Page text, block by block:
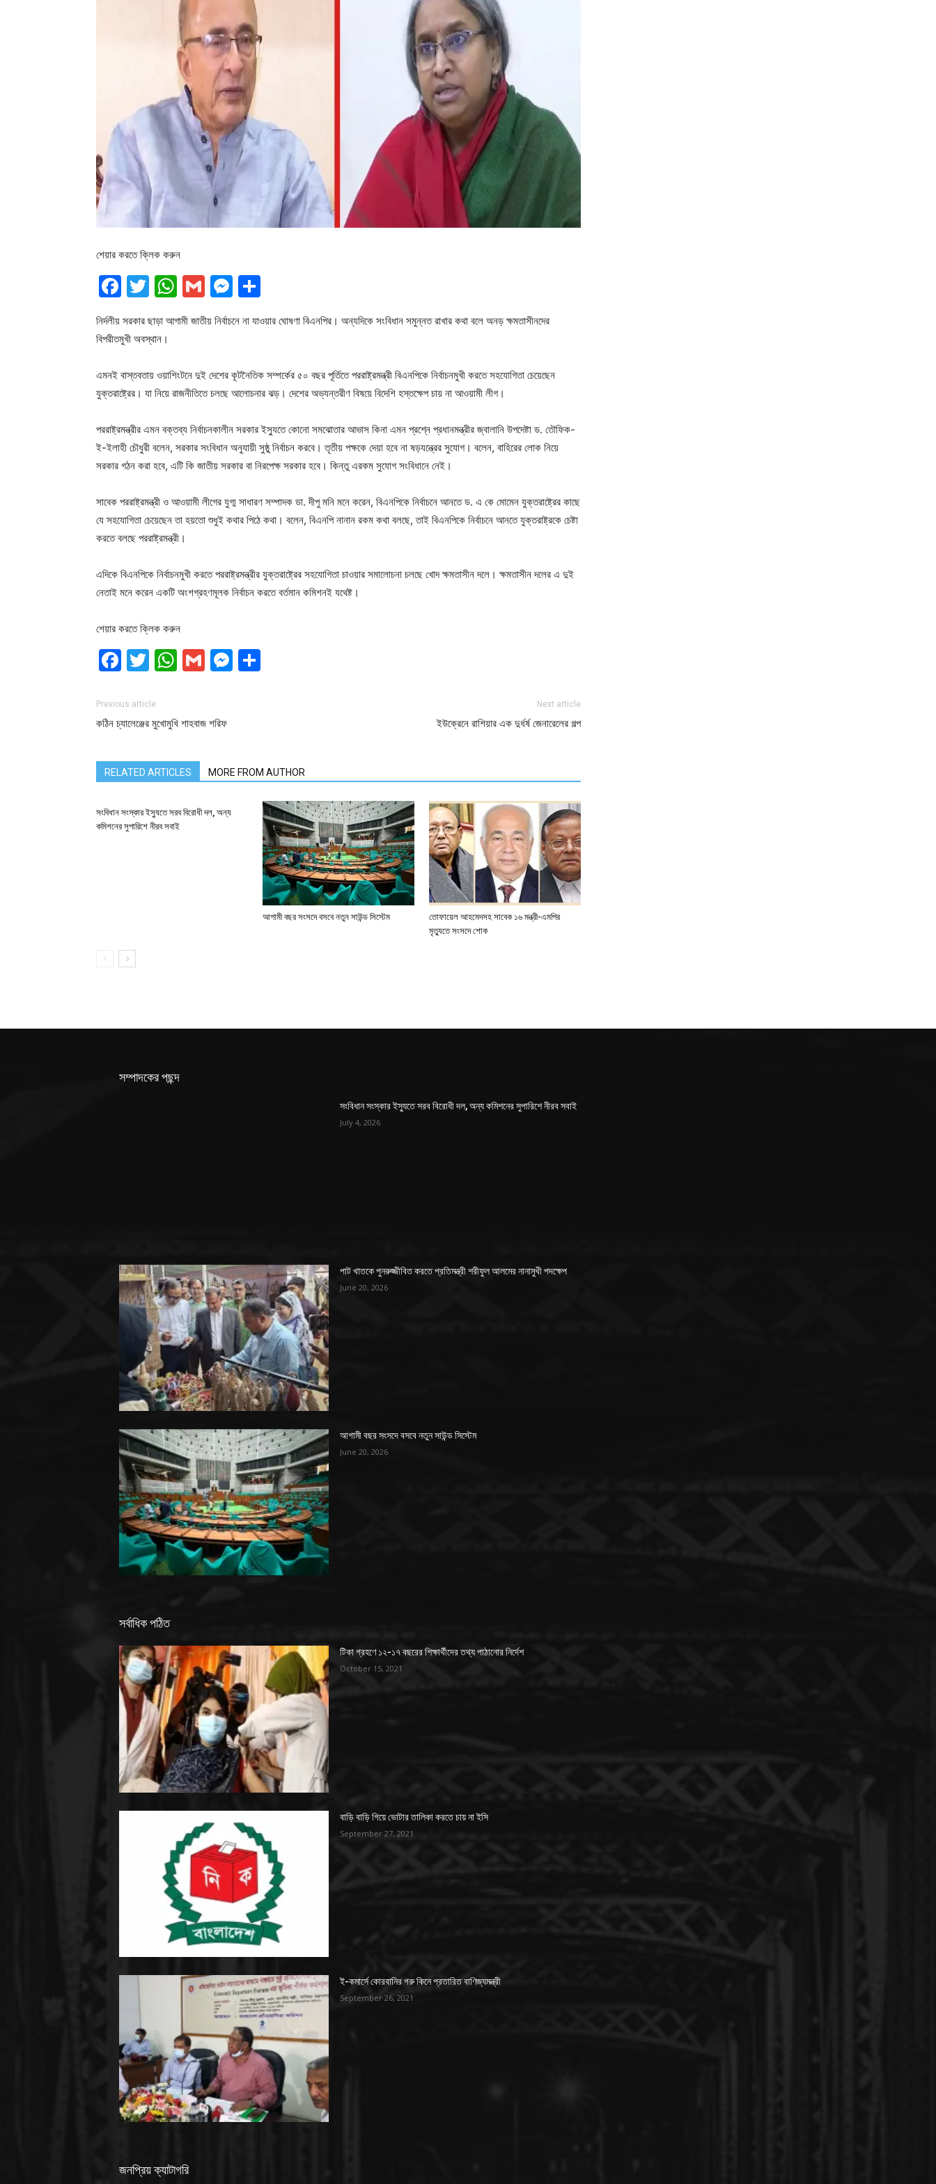
শেয়ার করতে ক্লিক করুন
Facebook
Twitter
WhatsApp
GmailMessenger
নির্দলীয় সরকার ছাড়া আগামী জাতীয় নির্বাচনে না যাওয়ার ঘোষণা বিএনপির। অন্যদিকে সংবিধান সমুন্নত রাখার কথা বলে অনড় ক্ষমতাসীনদের
বিপরীতমুখী অবস্থান।
এমনই বাস্তবতায় ওয়াশিংটনে দুই দেশের কূটনৈতিক সম্পর্কের ৫০ বছর পূর্তিতে পররাষ্ট্রমন্ত্রী বিএনপিকে নির্বাচনমুখী করতে সহযোগিতা চেয়েছেন
যুক্তরাষ্ট্রের। যা নিয়ে রাজনীতিতে চলছে আলোচনার ঝড়। দেশের অভ্যন্তরীণ বিষয়ে বিদেশি হস্তক্ষেপ চায় না আওয়ামী লীগ।
পররাষ্ট্রমন্ত্রীর এমন বক্তব্য নির্বাচনকালীন সরকার ইস্যুতে কোনো সমঝোতার আভাস কিনা ‌এমন প্রশ্নে প্রধানমন্ত্রীর জ্বালানি উপদেষ্টা ড. তৌফিক-
ই-ইলাহী চৌধুরী বলেন, সরকার সংবিধান অনুযায়ী সুষ্ঠু নির্বাচন করবে। তৃতীয় পক্ষকে দেয়া হবে না ষড়যন্ত্রের সুযোগ। বলেন, বাহিরের লোক নিয়ে
সরকার গঠন করা হবে, এটি কি জাতীয় সরকার বা নিরপেক্ষ সরকার হবে। কিন্তু এরকম সুযোগ সংবিধানে নেই।
সাবেক পররাষ্ট্রমন্ত্রী ও আওয়ামী লীগের যুগ্ম সাধারণ সম্পাদক ডা. দীপু মনি মনে করেন, বিএনপিকে নির্বাচনে আনতে ড. এ কে মোমেন যুক্তরাষ্ট্রের কাছে
যে সহযোগিতা চেয়েছেন তা হয়তো শুধুই কথার পিঠে কথা। বলেন, বিএনপি নানান রকম কথা বলছে, তাই বিএনপিকে নির্বাচনে আনতে যুক্তরাষ্ট্রকে চেষ্টা
করতে বলছে পররাষ্ট্রমন্ত্রী।
এদিকে বিএনপিকে নির্বাচনমুখী করতে পররাষ্ট্রমন্ত্রীর যুক্তরাষ্ট্রের সহযোগিতা চাওয়ার সমালোচনা চলছে খোদ ক্ষমতাসীন দলে। ক্ষমতাসীন দলের এ দুই
নেতাই মনে করেন একটি অংশগ্রহণমূলক নির্বাচন করতে বর্তমান কমিশনই যথেষ্ট।
শেয়ার করতে ক্লিক করুন
Facebook
Twitter
WhatsApp
GmailMessenger
Previous article
কঠিন চ্যালেঞ্জের মুখোমুখি শাহবাজ শরিফ
Next article
ইউক্রেনে রাশিয়ার এক দুর্ধর্ষ জেনারেলের গল্প
RELATED ARTICLES MORE FROM AUTHOR
সংবিধান সংস্কার ইস্যুতে সরব বিরোধী দল, অন্য
কমিশনের সুপারিশে নীরব সবাই
আগামী বছর সংসদে বসবে নতুন সাউন্ড সিস্টেম
তোফায়েল আহমেদসহ সাবেক ১৬ মন্ত্রী-এমপির
মৃত্যুতে সংসদে শোক
সম্পাদকের পছন্দ
সংবিধান সংস্কার ইস্যুতে সরব বিরোধী দল, অন্য কমিশনের সুপারিশে নীরব সবাই
July 4, 2026
পাট খাতকে পুনরুজ্জীবিত করতে প্রতিমন্ত্রী শরীফুল আলমের নানামুখী পদক্ষেপ
June 20, 2026
আগামী বছর সংসদে বসবে নতুন সাউন্ড সিস্টেম
June 20, 2026
সর্বাধিক পঠিত
টিকা গ্রহণে ১২-১৭ বছরের শিক্ষার্থীদের তথ্য পাঠানোর নির্দেশ
October 15, 2021
বাড়ি বাড়ি গিয়ে ভোটার তালিকা করতে চায় না ইসি
September 27, 2021
ই-কমার্সে কোরবানির গরু কিনে প্রতারিত বাণিজ্যমন্ত্রী
September 26, 2021
জনপ্রিয় ক্যাটাগরি